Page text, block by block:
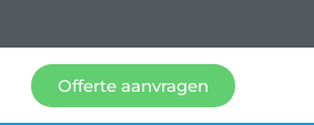
Offerte aanvragen